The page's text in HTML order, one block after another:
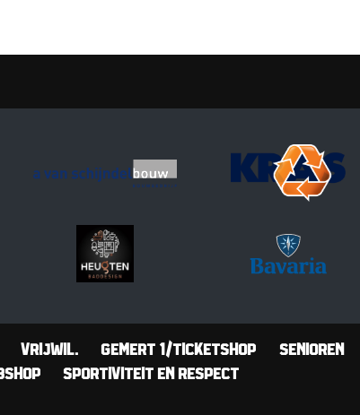
Vrijwil. Gemert 1/Ticketshop Senioren
Sportiviteit en Respect